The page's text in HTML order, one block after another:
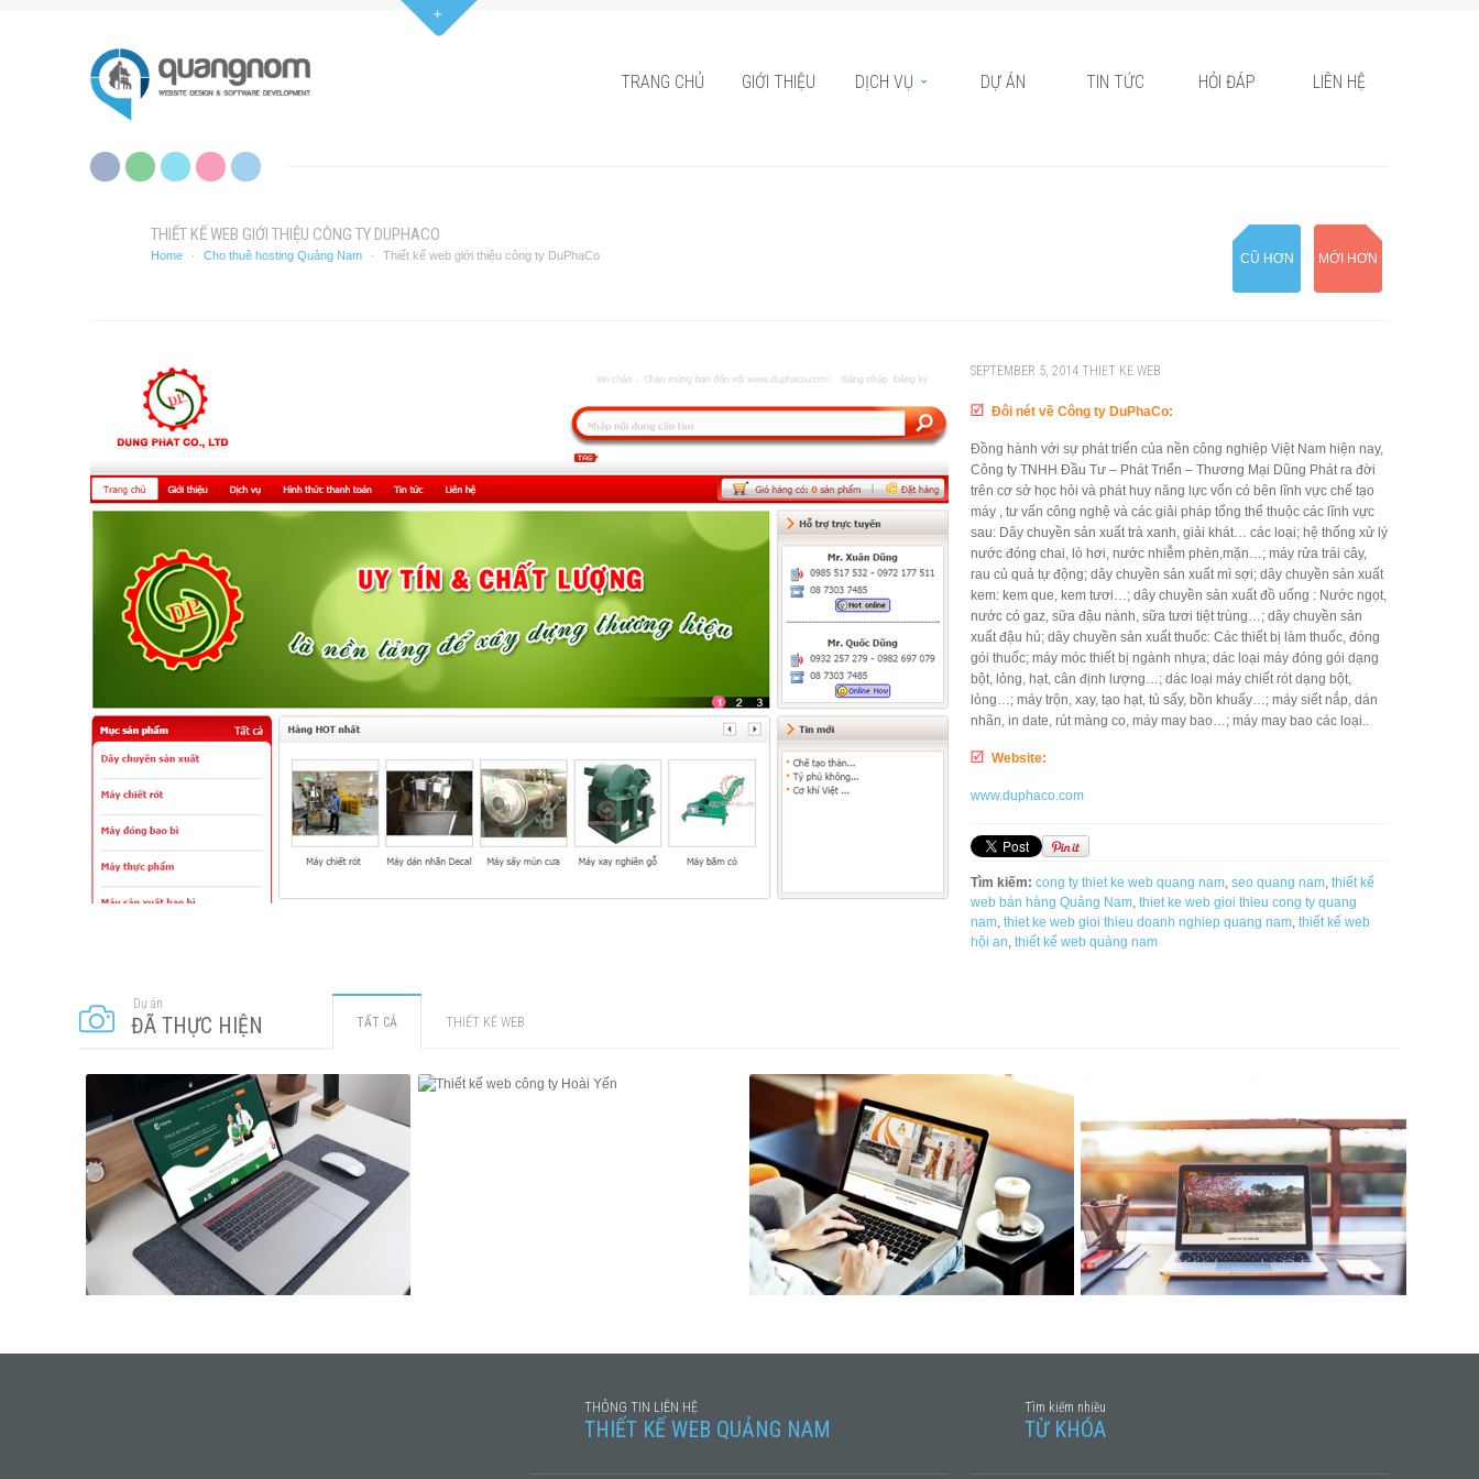
TRANG CHỦ GIỚI THIỆU DỊCH VỤ DỰ ÁN TIN TỨC HỎI ĐÁP LIÊN HỆ
THIẾT KẾ WEB GIỚI THIỆU CÔNG TY DUPHACO
Home · Cho thuê hosting Quảng Nam · Thiết kế web giới thiệu công ty DuPhaCo CŨ HƠN MỚI HƠN
SEPTEMBER 5, 2014 THIẾT KẾ WEB
Đôi nét về Công ty DuPhaCo:
Đồng hành với sự phát triển của nền công nghiệp Việt Nam hiện nay,
Công ty TNHH Đầu Tư – Phát Triển – Thương Mại Dũng Phát ra đời
trên cơ sở học hỏi và phát huy năng lực vốn có bên lĩnh vực chế tạo
máy , tư vấn công nghệ và các giải pháp tổng thể thuộc các lĩnh vực
sau: Dây chuyền sản xuất trà xanh, giải khát… các loại; hệ thống xử lý
nước đóng chai, lò hơi, nước nhiễm phèn,mặn…; máy rửa trái cây,
rau củ quả tự động; dây chuyền sản xuất mì sợi; dây chuyền sản xuất
kem: kem que, kem tươi…; dây chuyền sản xuất đồ uống : Nước ngọt,
nước có gaz, sữa đậu nành, sữa tươi tiệt trùng…; dây chuyền sản
xuất đậu hủ; dây chuyền sản xuất thuốc: Các thiết bị làm thuốc, đóng
gói thuốc; máy móc thiết bị ngành nhựa; dác loại máy đóng gói dạng
bột, lỏng, hạt, cân định lượng…; dác loại máy chiết rót dạng bột,
lỏng…; máy trộn, xay, tạo hạt, tủ sấy, bồn khuấy…; máy siết nắp, dán
nhãn, in date, rút màng co, máy may bao…; máy may bao các loại..
Website:
www.duphaco.com
Tìm kiếm: cong ty thiet ke web quang nam, seo quang nam, thiết kế
web bán hàng Quảng Nam, thiet ke web gioi thieu cong ty quang
nam, thiet ke web gioi thieu doanh nghiep quang nam, thiết kế web
hội an, thiết kế web quảng nam
Dự án
ĐÃ THỰC HIỆN TẤT CẢ THIẾT KẾ WEB
THIẾT KẾ WEB THIẾT KẾ WEB THIẾT KẾ WEB
THÔNG TIN LIÊN HỆ
THIẾT KẾ WEB QUẢNG NAM
Tìm kiếm nhiều
TỪ KHÓA